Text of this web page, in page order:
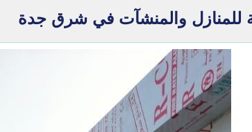
للمنازل والمنشآت في شرق جدة